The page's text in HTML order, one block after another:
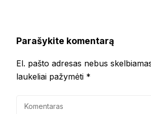
Parašykite komentarą
El. pašto adresas nebus
laukeliai pažymėti *